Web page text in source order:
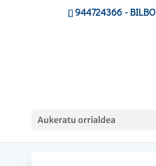
944724366- BILBO
Aukeratu orrialdea
lehen laguntzak